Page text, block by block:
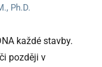
Ph.D.
každé stavby.
později v